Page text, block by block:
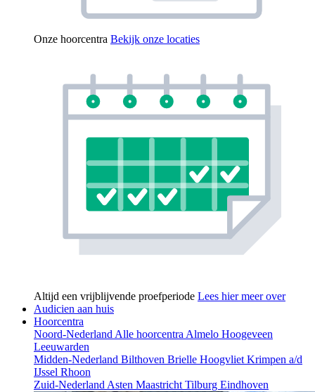
Onze hoorcentra Bekijk onze locaties
Altijd een vrijblijvende proefperiode Lees hier meer over
Audicien aan huis
Hoorcentra
Noord-NederlandAlle hoorcentraAlmelo Hoogeveen
Leeuwarden
Midden-Nederland Bilthoven Brielle HoogvlietKrimpen a/d
IJssel Rhoon
Zuid-NederlandAsten MaastrichtTilburg Eindhoven